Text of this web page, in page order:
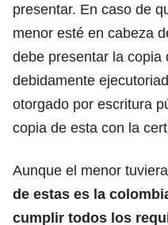
presentar. En caso de
menor esté en cabeza
debe presentar la copia
debidamente
otorgado por escritura
copia de esta con la
Aunque el menor
de estas es la
cumplir todos los